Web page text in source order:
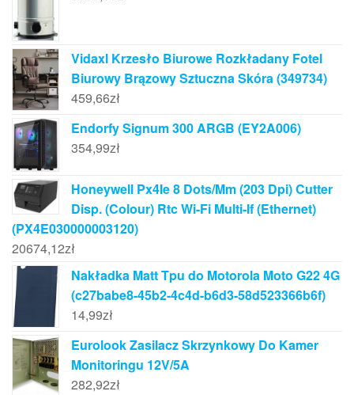
Vidaxl Krzesło Biurowe Rozkładany Fotel
Biurowy Brązowy Sztuczna Skóra (349734)
459,66zł
Endorfy Signum 300 ARGB (EY2A006)
354,99zł
Honeywell Px4Ie 8 Dots/Mm (203 Dpi) Cutter
Disp. (Colour) Rtc Wi-Fi Multi-If (Ethernet)
(PX4E030000003120)
20674,12zł
Nakładka Matt Tpu do Motorola Moto G22 4G
(c27babe8-45b2-4c4d-b6d3-58d523366b6f)
14,99zł
Eurolook Zasilacz Skrzynkowy Do Kamer
Monitoringu 12V/5A
282,92zł